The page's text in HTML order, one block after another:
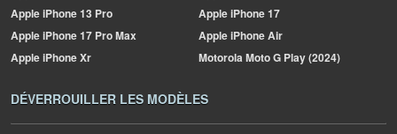
AppleiPhone 13 Pro AppleiPhone 17
AppleiPhone 17 Pro Max AppleiPhone Air
AppleiPhone Xr MotorolaMoto G Play (2024)
DÉVERROUILLER LES MODÈLES